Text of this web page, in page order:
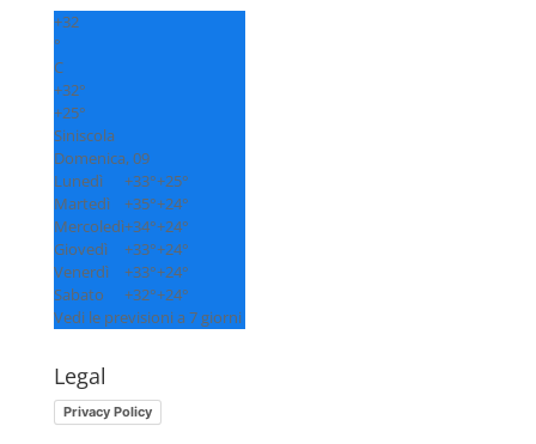
+32
°
C
+32°
+25°
Siniscola
Domenica, 09
Lunedì
+33°+25°
Martedì
+35°+24°
Mercoledì+34°+24°
Giovedì
+33°+24°
Venerdì
+33°+24°
Sabato
+32°+24°
Vedi le previsioni a 7 giorni
Legal
Privacy Policy